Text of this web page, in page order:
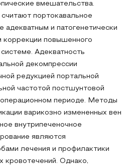
вмешательства.
портокавальное
адекватным и патогенетически
повышенного
Адекватность
декомпрессии
редукцией портальной
частотой постшунтовой
периоде. Методы
варикозно измененных вен
внутрипеченочное
являются
лечения и профилактики
Однако,